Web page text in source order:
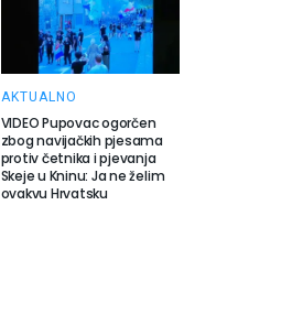
AKTUALNO
VIDEO Pupovac ogorčen
zbog navijačkih pjesama
protiv četnika i pjevanja
Skeje u Kninu: Ja ne želim
ovakvu Hrvatsku